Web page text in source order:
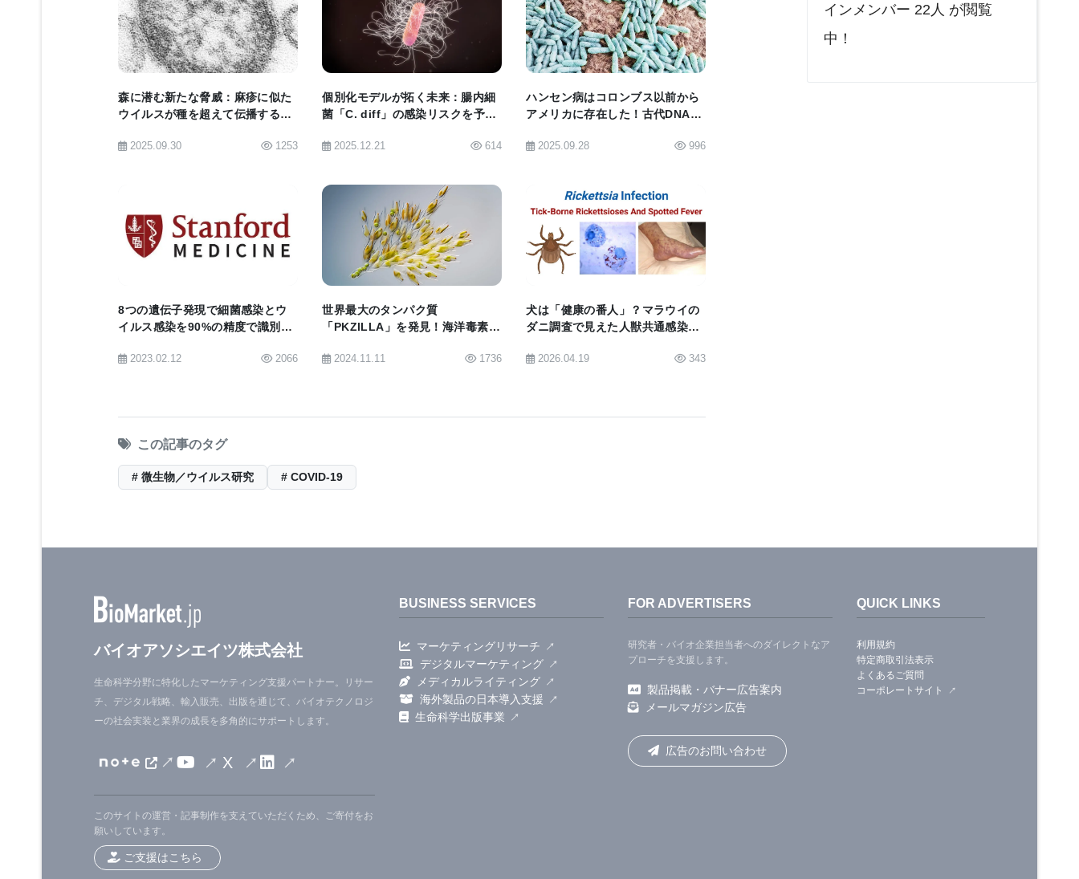
RSVのNS2タンパク質がBeclin1からこの「鎧」を取り除いてしまうことで、ウイルスが細胞
内に留まり、複製し、他の細胞に拡散して損傷を与え、体内で過剰な炎症反応が起こり、肺
炎などの気道疾患に至ることが明らかになったのだ。NS2タンパク質がなければ、ウイルス
はBeclin1によって日常的に破壊される。
「ある意味、NS2が細胞の免疫防御機構を調節する能力を無効にしているのだ」「このコン
用できる可能性がある。」と、Chiok博士は述べている。
画像
蛍光顕微鏡を使って、組換え呼吸器合胞体ウイルスに感染した細胞を識別しているKim
Chiok博士
BioQuick News：
Respiratory Viruses That Hijack Immune Mechanisms May Have
BIOMARKET JP
森に潜む新たな脅威：麻疹に似た
ウイルスが種を超えて伝播する仕
2025.09.30 1253
BIOMARKET JP
個別化モデルが拓く未来：腸内細
菌「C. diff」の感染リスクを予測
ィクスで予防
2025.12.21 614
BIOMARKET JP
ハンセン病はコロンブス以前から
アメリカに存在した！古代DNAが
2025.09.28 996
BIOMARKET JP
8つの遺伝子発現で細菌感染とウ
イルス感染を90%の精度で識別可
検査法が誕生。
2023.02.12 2066
BIOMARKET JP
世界最大のタンパク質
「PKZILLA」を発見！海洋毒素の
2024.11.11 1736
BIOMARKET JP
犬は「健康の番人」？マラウイの
ダニ調査で見えた人獣共通感染症
2026.04.19 343
この記事のタグ
# 微生物／ウイルス研究 # COVID-19
インメンバー 22人 が閲覧
中！
バイオアソシエイツ株式会社
生命科学分野に特化したマーケティング支援パートナー。リサー
チ、デジタル戦略、輸入販売、出版を通じて、バイオテクノロジ
ーの社会実装と業界の成長を多角的にサポートします。
X
このサイトの運営・記事制作を支えていただくため、ご寄付をお
願いしています。
ご支援はこちら
BUSINESS SERVICES
マーケティングリサーチ
デジタルマーケティング
メディカルライティング
海外製品の日本導入支援
生命科学出版事業
FOR ADVERTISERS
研究者・バイオ企業担当者へのダイレクトなア
プローチを支援します。
製品掲載・バナー広告案内
メールマガジン広告
広告のお問い合わせ
QUICK LINKS
利用規約
特定商取引法表示
よくあるご質問
コーポレートサイト